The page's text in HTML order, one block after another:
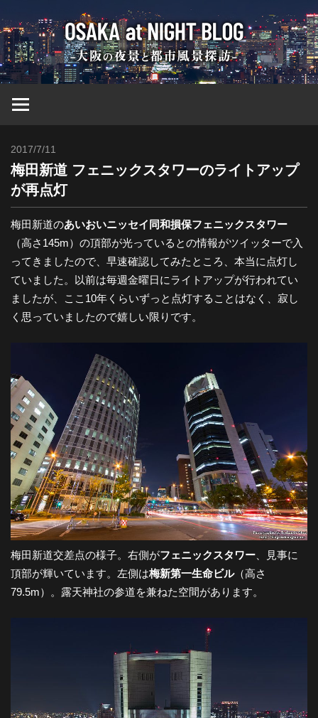
ン
テ
ン
ツ
大
阪
ブ
ロ
グ
阪
の
夜
景
と
市
2017/7/11
梅田新道 フェニックスタワーのライトアップ
が再点灯
梅田新道のあいおいニッセイ同和損保フェニックスタワー
（高さ145m）の頂部が光っているとの情報がツイッターで入
ってきましたので、早速確認してみたところ、本当に点灯し
ていました。以前は毎週金曜日にライトアップが行われてい
ましたが、ここ10年くらいずっと点灯することはなく、寂し
く思っていましたので嬉しい限りです。
梅田新道交差点の様子。右側がフェニックスタワー 、見事に
頂部が輝いています。左側は梅新第一生命ビル（高さ
79.5m）。露天神社の参道を兼ねた空間があります。